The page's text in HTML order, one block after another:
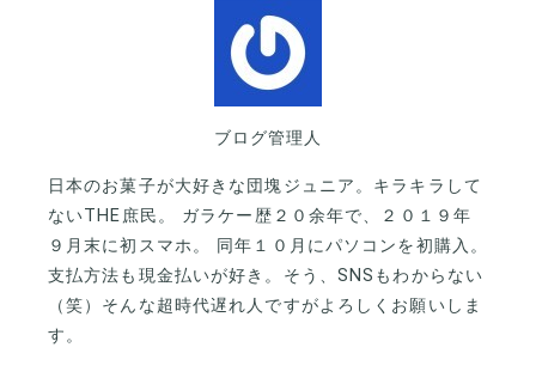
ブログ管理人
日本のお菓子が大好きな団塊ジュニア。キラキラして
ないTHE庶民。 ガラケー歴２０余年で、２０１９年
９月末に初スマホ。 同年１０月にパソコンを初購入。
支払方法も現金払いが好き。そう、SNSもわからない
（笑）そんな超時代遅れ人ですがよろしくお願いしま
す。